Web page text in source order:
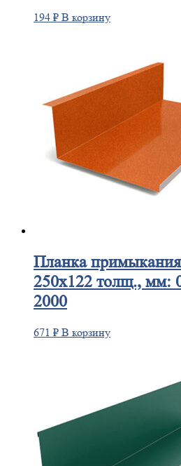
194 ₽ В корзину
Планка
250х122 толщ., мм:
2000
671 ₽ В корзину